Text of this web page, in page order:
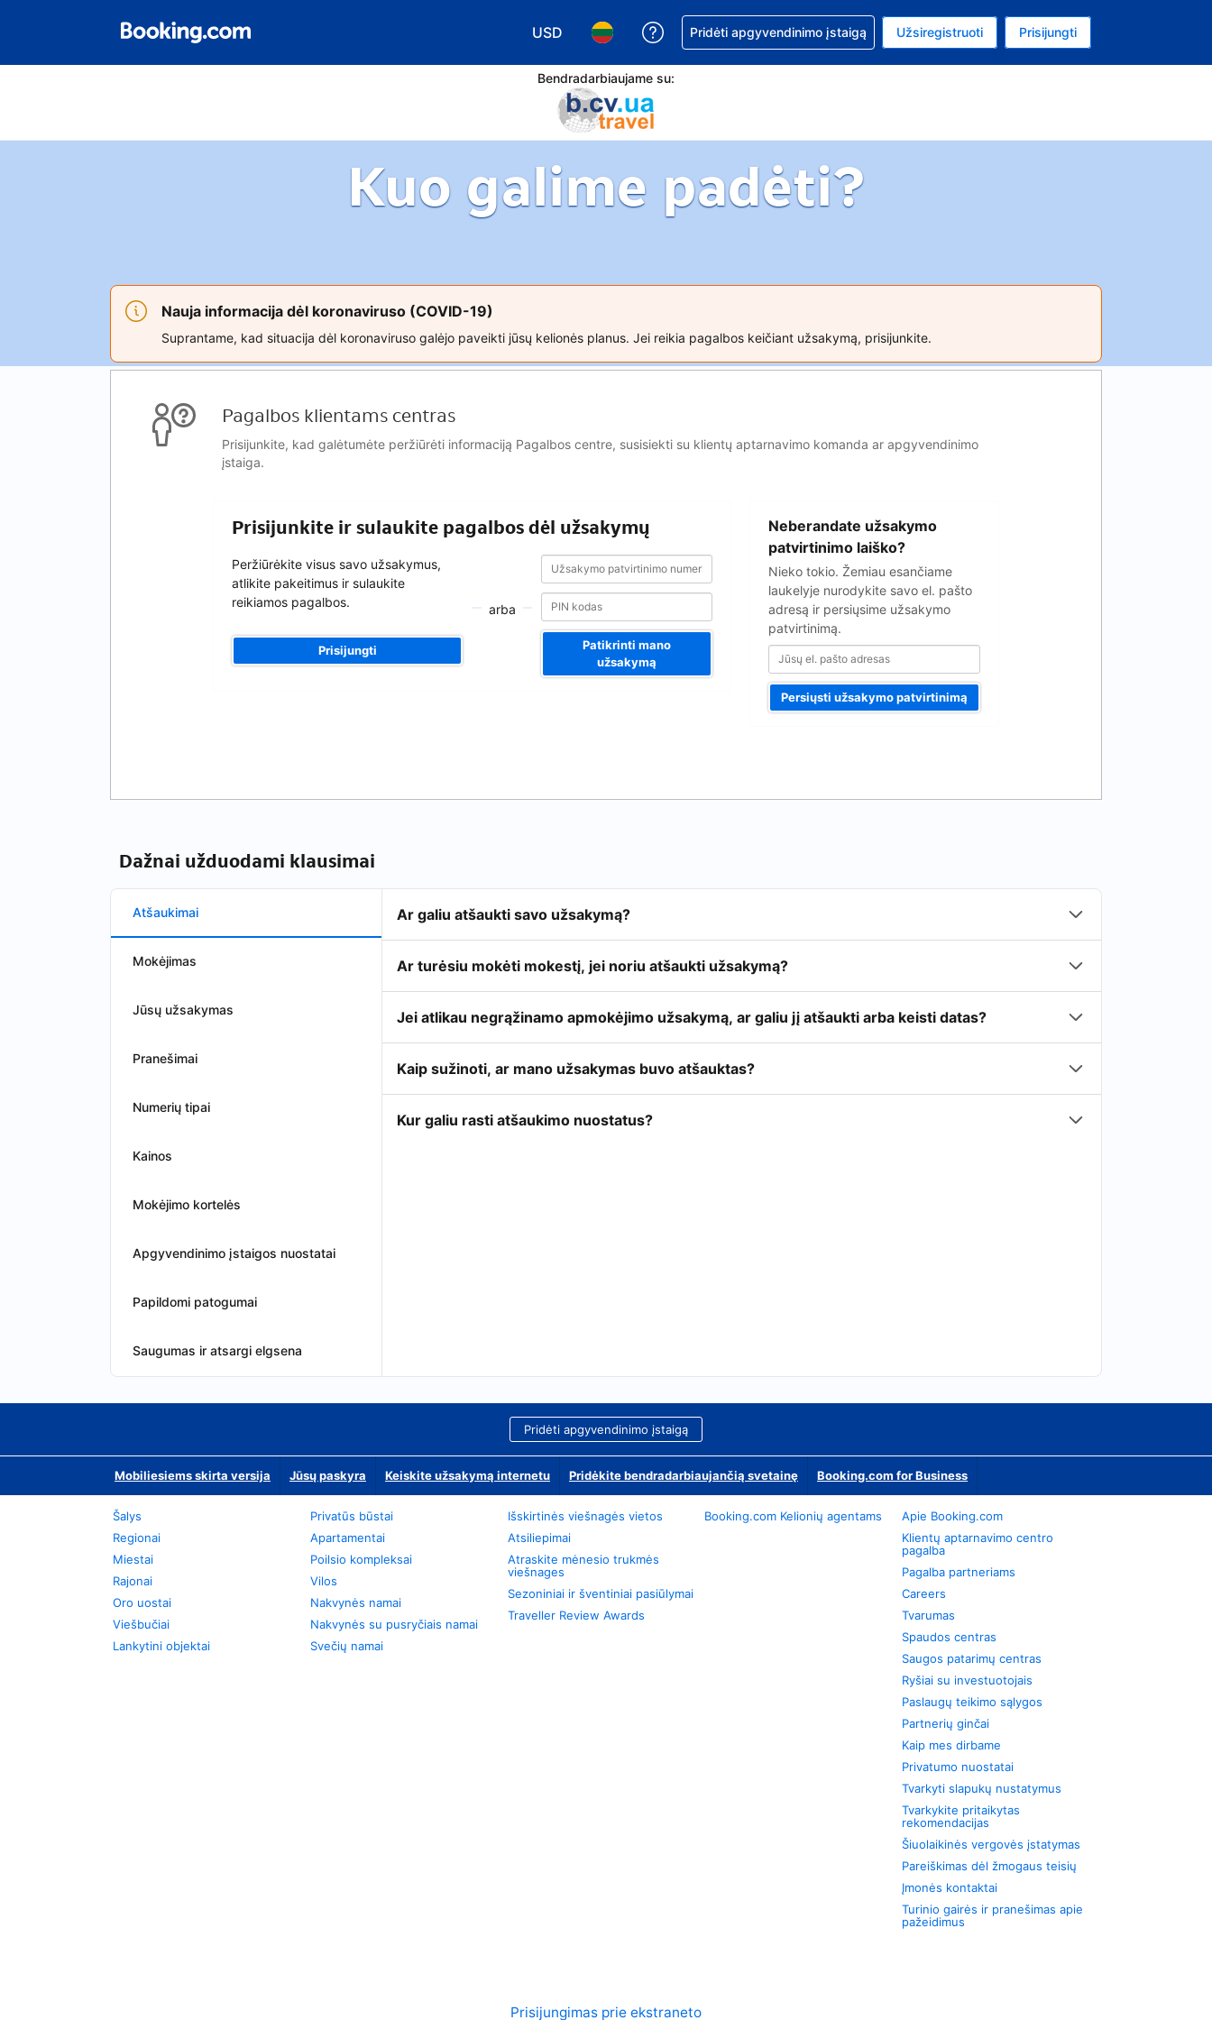
USD
Pasirinkite valiutą. Jūsų pasirinkta valiuta: Jungtinių Valstijų doleris
Pasirinkite kalbą. Jūsų pasirinkta kalba: Lietuvių
Pagalba dėl užsakymo
Pridėti apgyvendinimo įstaigą Užsiregistruoti Prisijungti
Bendradarbiaujame su:
Kuo galime padėti?
Nauja informacija dėl koronaviruso (COVID-19)
Suprantame, kad situacija dėl koronaviruso galėjo paveikti jūsų kelionės planus. Jei reikia pagalbos keičiant užsakymą, prisijunkite.
Pagalbos klientams centras
Prisijunkite, kad galėtumėte peržiūrėti informaciją Pagalbos centre, susisiekti su klientų aptarnavimo komanda ar apgyvendinimo
įstaiga.
Prisijunkite ir sulaukite pagalbos dėl užsakymų
Peržiūrėkite visus savo užsakymus,
atlikite pakeitimus ir sulaukite
reikiamos pagalbos.
Prisijungti
arba
Užsakymo
patvirtinimo
numeris
Užsakymo
patvirtinimo
numeris
Patikrinti mano
užsakymą
Neberandate užsakymo
patvirtinimo laiško?
Nieko tokio. Žemiau esančiame
laukelyje nurodykite savo el. pašto
adresą ir persiųsime užsakymo
patvirtinimą.
pašto
adresas
Persiųsti užsakymo patvirtinimą
Dažnai užduodami klausimai
Atšaukimai
Mokėjimas
Jūsų užsakymas
Pranešimai
Numerių tipai
Kainos
Mokėjimo kortelės
Apgyvendinimo įstaigos nuostatai
Papildomi patogumai
Saugumas ir atsargi elgsena
Ar galiu atšaukti savo užsakymą?
Ar turėsiu mokėti mokestį, jei noriu atšaukti užsakymą?
Jei atlikau negrąžinamo apmokėjimo užsakymą, ar galiu jį atšaukti arba keisti datas?
Kaip sužinoti, ar mano užsakymas buvo atšauktas?
Kur galiu rasti atšaukimo nuostatus?
Pridėti apgyvendinimo įstaigą
Mobiliesiems skirta versija Jūsų paskyra Keiskite užsakymą internetu Pridėkite bendradarbiaujančią svetainę Booking.com for Business
Šalys
Regionai
Miestai
Rajonai
Oro uostai
Viešbučiai
Lankytini objektai
Privatūs būstai
Apartamentai
Poilsio kompleksai
Vilos
Nakvynės namai
Nakvynės su pusryčiais namai
Svečių namai
Išskirtinės viešnagės vietos
Atsiliepimai
Atraskite mėnesio trukmės
viešnages
Sezoniniai ir šventiniai pasiūlymai
Traveller Review Awards
Booking.com Kelionių agentams
Apie Booking.com
Klientų aptarnavimo centro
pagalba
Pagalba partneriams
Careers
Tvarumas
Spaudos centras
Saugos patarimų centras
Ryšiai su investuotojais
Paslaugų teikimo sąlygos
Partnerių ginčai
Kaip mes dirbame
Privatumo nuostatai
Tvarkyti slapukų nustatymus
Tvarkykite pritaikytas
rekomendacijas
Šiuolaikinės vergovės įstatymas
Pareiškimas dėl žmogaus teisių
Įmonės kontaktai
Turinio gairės ir pranešimas apie
pažeidimus
Prisijungimas prie ekstraneto